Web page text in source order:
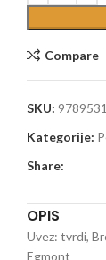
Compare
SKU:
Kategorije:
Share:
OPIS
Uvez: tvrdi,
Egmont